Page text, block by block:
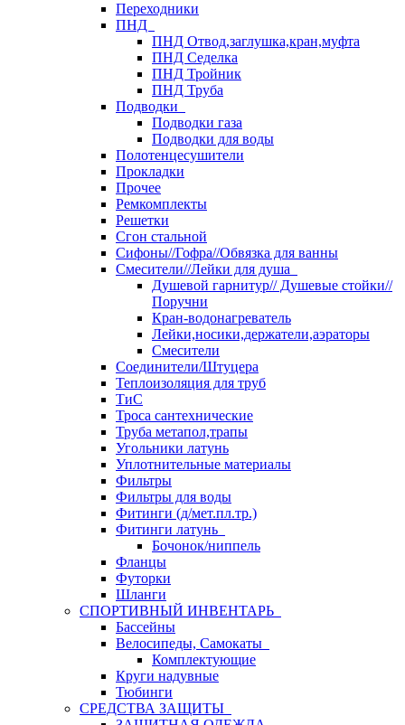
Переходники
ПНД
ПНД Отвод,заглушка,кран,муфта
ПНД Седелка
ПНД Тройник
ПНД Труба
Подводки
Подводки газа
Подводки для воды
Полотенцесушители
Прокладки
Прочее
Ремкомплекты
Решетки
Сгон стальной
Сифоны//Гофра//Обвязка для ванны
Смесители//Лейки для душа
Душевой гарнитур// Душевые стойки//
Поручни
Кран-водонагреватель
Лейки,носики,держатели,аэраторы
Смесители
Соединители/Штуцера
Теплоизоляция для труб
ТиС
Троса сантехнические
Труба метапол,трапы
Угольники латунь
Уплотнительные материалы
Фильтры
Фильтры для воды
Фитинги (д/мет.пл.тр.)
Фитинги латунь
Бочонок/ниппель
Фланцы
Футорки
Шланги
СПОРТИВНЫЙ ИНВЕНТАРЬ
Бассейны
Велосипеды, Самокаты
Комплектующие
Круги надувные
Тюбинги
СРЕДСТВА ЗАЩИТЫ